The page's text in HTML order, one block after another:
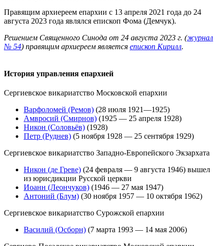
Правящим архиереем епархии с 13 апреля 2021 года до 24
августа 2023 года являлся епископ Фома (Демчук).
Решением Священного Синода от 24 августа 2023 г. (журнал
№ 54) правящим архиереем является епископ Кирилл.
История управления епархией
Сергиевское викариатство Московской епархии
Варфоломей (Ремов) (28 июля 1921—1925)
Амвросий (Смирнов) (1925 — 25 апреля 1928)
Никон (Соловьёв) (1928)
Петр (Руднев) (5 ноября 1928 — 25 сентября 1929)
Сергиевское викариатство Западно-Европейского Экзархата
Никон (де Греве) (24 февраля — 9 августа 1946) вышел
из юрисдикции Русской церкви
Иоанн (Леончуков) (1946 — 27 мая 1947)
Антоний (Блум) (30 ноября 1957 — 10 октября 1962)
Сергиевское викариатство Сурожской епархии
Василий (Осборн) (7 марта 1993 — 14 мая 2006)